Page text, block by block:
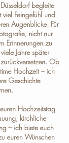
begleite
Feingefühl und
Augenblicke. Für
nicht nur
Erinnerungen zu
Jahre später
Ob
Hochzeit – ich
Geschichte
Hochzeitstag
kirchliche
– ich biete euch
euren Wünschen